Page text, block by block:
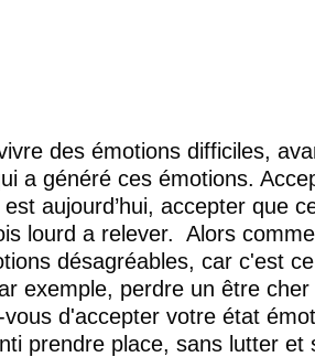
des émotions difficiles,
a généré ces émotions.
aujourd’hui, accepter que
lourd a relever.  Alors
désagréables, car c'est
exemple, perdre un être cher
d'accepter votre état
prendre place, sans lutter et